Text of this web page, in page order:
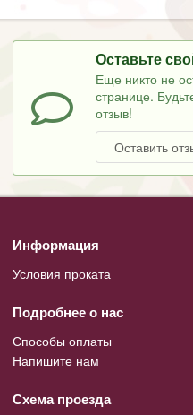
Оставьте
Еще никто не
странице.
отзыв!
Оставить
Информация
Условия проката
Подробнее о нас
Способы оплаты
Напишите нам
Схема проезда